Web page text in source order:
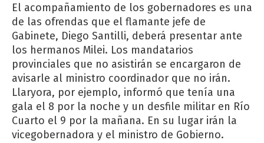
El acompañamiento de los gobernadores es una
de las ofrendas que el flamante jefe de
Gabinete, Diego Santilli, deberá presentar ante
los hermanos Milei. Los mandatarios
provinciales que no asistirán se encargaron de
avisarle al ministro coordinador que no irán.
Llaryora, por ejemplo, informó que tenía una
gala el 8 por la noche y un desfile militar en Río
Cuarto el 9 por la mañana. En su lugar irán la
vicegobernadora y el ministro de Gobierno.